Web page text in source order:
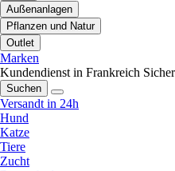
Außenanlagen
Pflanzen und Natur
Outlet
Marken
Kundendienst in Frankreich
Suchen
Versandt in 24h
Hund
Katze
Tiere
Zucht